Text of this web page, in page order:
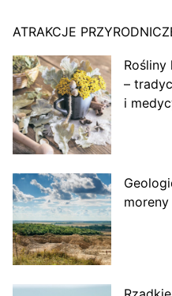
ATRAKCJE
Rośliny
–
i
moreny